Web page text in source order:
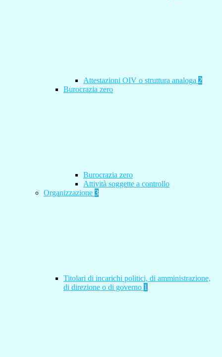
Attestazioni OIV o struttura analoga 2
Burocrazia zero
Burocrazia zero
Attività soggette a controllo
Organizzazione 3
Titolari di incarichi politici, di amministrazione,
di direzione o di governo 1